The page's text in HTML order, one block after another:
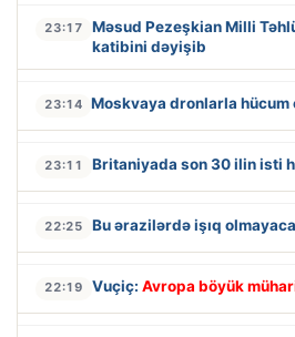
23:17
Məsud Pezeşkian Milli
katibini dəyişib
23:14 Moskvaya dronlarla hücum
23:11 Britaniyada son 30 ilin isti
22:25 Bu ərazilərdə işıq
22:19 Vuçiç: Avropa böyük